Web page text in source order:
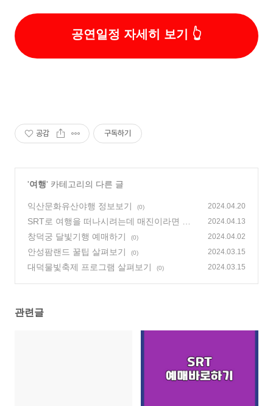
공연일정 자세히 보기
공감 구독하기
'여행' 카테고리의 다른 글
익산문화유산야행 정보보기 (0) 2024.04.20
SRT로 여행을 떠나시려는데 매진이라면 꼭
보세요
(0)
2024.04.13
창덕궁 달빛기행 예매하기 (0) 2024.04.02
안성팜랜드 꿀팁 살펴보기 (0) 2024.03.15
대덕물빛축제 프로그램 살펴보기 (0) 2024.03.15
관련글